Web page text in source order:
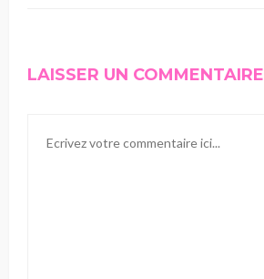
LAISSER UN COMMENTAIRE